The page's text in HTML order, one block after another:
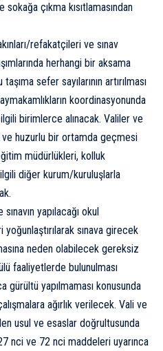
çıkma kısıtlamasından
refakatçileri ve sınav
herhangi bir aksama
sefer sayılarının artırılması
koordinasyonunda
birimlerce alınacak. Valiler ve
ve huzurlu bir ortamda geçmesi
müdürlükleri, kolluk
diğer kurum/kuruluşlarla
yapılacağı okul
sınava girecek
neden olabilecek gereksiz
faaliyetlerde bulunulması
gürültü yapılmaması konusunda
ağırlık verilecek. Vali ve
usul ve esaslar doğrultusunda
nci ve 72 nci maddeleri uyarınca